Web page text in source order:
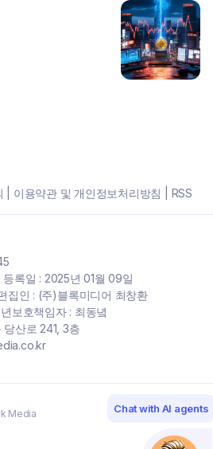
이용약관 및 개인정보처리방침 RSS
등록일 : 2025년 01월 09일
집인 : (주)블록미디어 최창환
보호책임자 : 최동녘
산로 241, 3층
Media Chat with AI agents